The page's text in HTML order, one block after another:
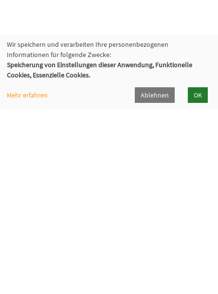
Wir speichern und verarbeiten Ihre personenbezogenen
Informationen für folgende Zwecke:
Speicherung von Einstellungen dieser Anwendung, Funktionelle
Cookies, Essenzielle Cookies.
Mehr erfahren Ablehnen OK